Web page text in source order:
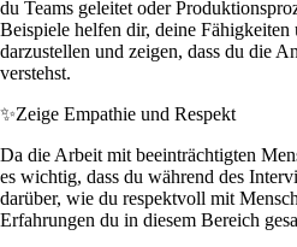
du Teams geleitet oder
Beispiele helfen dir, deine
darzustellen und zeigen, dass du die
verstehst.
✨Zeige Empathie und Respekt
Da die Arbeit mit beeinträchtigten
es wichtig, dass du während des
darüber, wie du respektvoll mit
Erfahrungen du in diesem Bereich